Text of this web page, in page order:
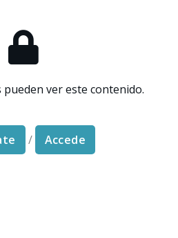
pueden ver este contenido.
/ Accede